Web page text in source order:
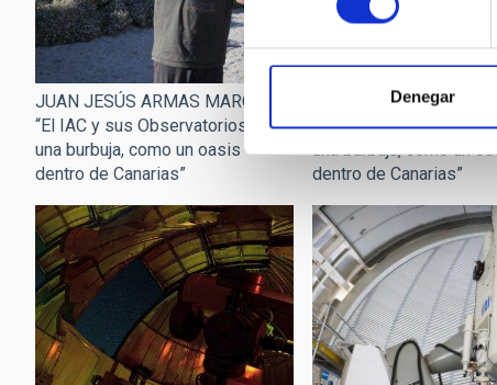
Denegar
JUAN JESÚS ARMAS MARCELO:
“El IAC y sus Observatorios son
una burbuja, como un oasis
dentro de Canarias”
JUAN JESÚS ARMAS
“El IAC y sus
una burbuja, como un
dentro de Canarias”